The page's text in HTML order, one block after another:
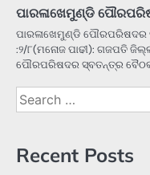
ପାରଳାଖେମୁଣ୍ଡି
ପାରଳାଖେମୁଣ୍ଡି
:୨/୮(ମନୋଜ ପାଢୀ): ଗଜପତି
ପୌରପରିଷଦର ସ୍ବତନ୍ତ୍ର
Search
for:
Recent Posts